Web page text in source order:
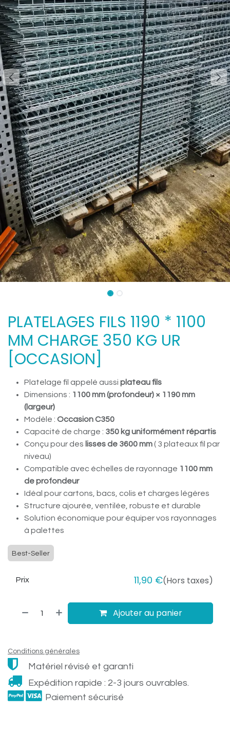
PLATELAGES FILS 1190 * 1100
MM CHARGE 350 KG UR
[OCCASION]
Platelage fil appelé aussi plateau fils
Dimensions : 1100 mm (profondeur) × 1190 mm
(largeur)
Modèle : Occasion C350
Capacité de charge : 350 kg uniformément répartis
Conçu pour des lisses de 3600 mm( 3 plateaux fil par
niveau)
Compatible avec échelles de rayonnage 1100 mm
de profondeur
Idéal pour cartons, bacs, colis et charges légères
Structure ajourée, ventilée, robuste et durable
Solution économique pour équiper vos rayonnages
à palettes
Best-Seller
Ajouter au panier
Prix 11,90 €(Hors taxes)
Conditions générales
Matériel révisé et garanti
Expédition rapide : 2-3 jours ouvrables.
Paiement sécurisé